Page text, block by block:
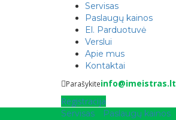
Servisas
Paslaugų kainos
El. Parduotuvė
Verslui
Apie mus
Kontaktai
Parašykiteinfo@imeistras.lt
Registracija
Servisas Paslaugų kainos